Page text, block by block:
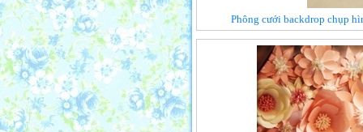
Phông cưới backdrop chụp